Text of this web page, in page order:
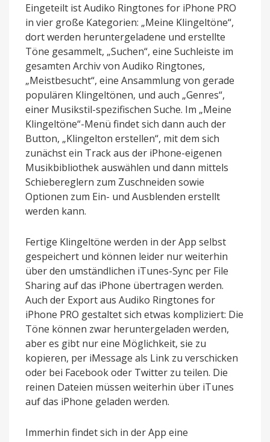
Eingeteilt ist Audiko Ringtones for iPhone PRO
in vier große Kategorien: „Meine Klingeltöne“,
dort werden heruntergeladene und erstellte
Töne gesammelt, „Suchen“, eine Suchleiste im
gesamten Archiv von Audiko Ringtones,
„Meistbesucht“, eine Ansammlung von gerade
populären Klingeltönen, und auch „Genres“,
einer Musikstil-spezifischen Suche. Im „Meine
Klingeltöne“-Menü findet sich dann auch der
Button, „Klingelton erstellen“, mit dem sich
zunächst ein Track aus der iPhone-eigenen
Musikbibliothek auswählen und dann mittels
Schiebereglern zum Zuschneiden sowie
Optionen zum Ein- und Ausblenden erstellt
werden kann.
Fertige Klingeltöne werden in der App selbst
gespeichert und können leider nur weiterhin
über den umständlichen iTunes-Sync per File
Sharing auf das iPhone übertragen werden.
Auch der Export aus Audiko Ringtones for
iPhone PRO gestaltet sich etwas kompliziert: Die
Töne können zwar heruntergeladen werden,
aber es gibt nur eine Möglichkeit, sie zu
kopieren, per iMessage als Link zu verschicken
oder bei Facebook oder Twitter zu teilen. Die
reinen Dateien müssen weiterhin über iTunes
auf das iPhone geladen werden.
Immerhin findet sich in der App eine